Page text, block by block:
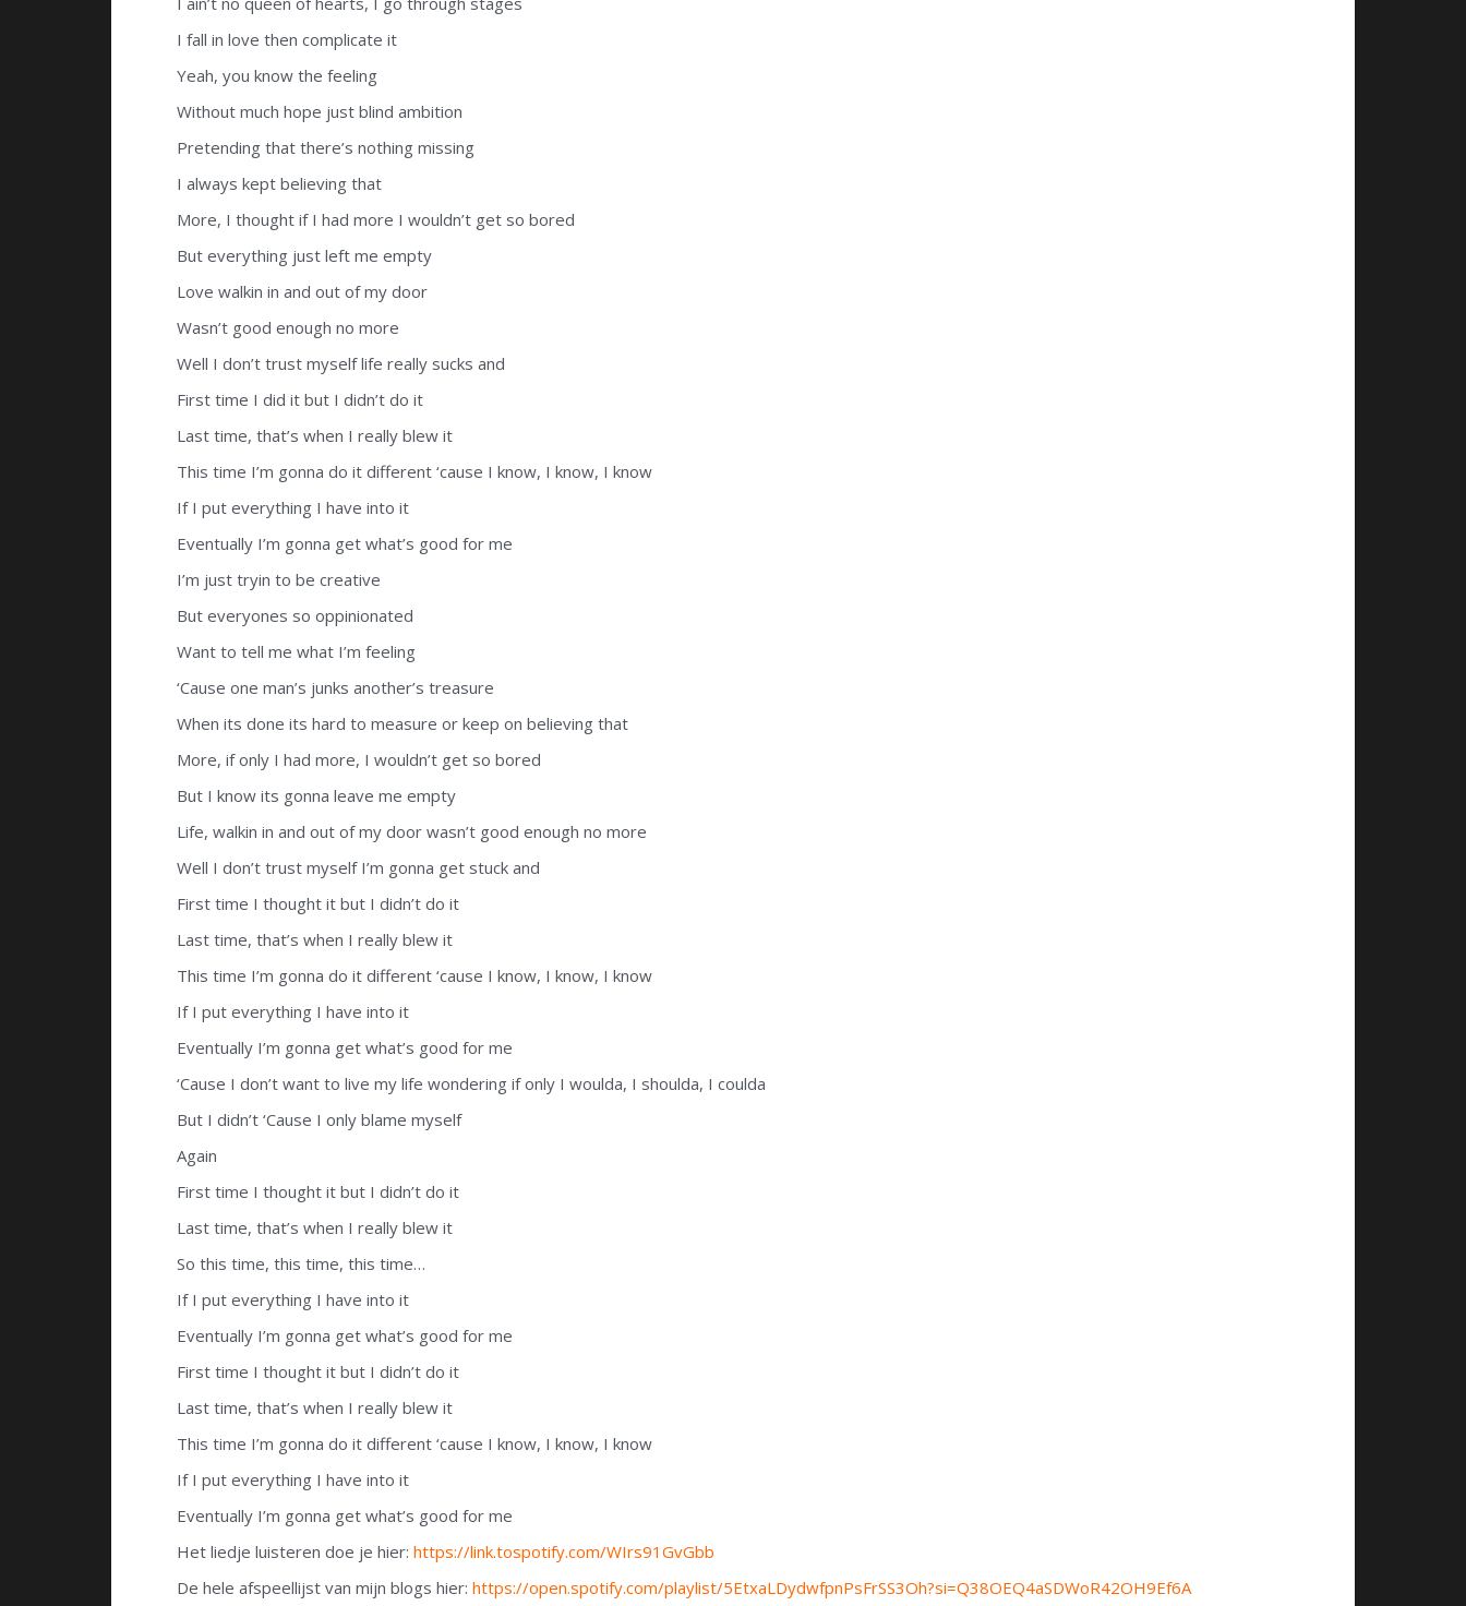
I fall in love then complicate it
Yeah, you know the feeling
Without much hope just blind ambition
Pretending that there’s nothing missing
I always kept believing that
More, I thought if I had more I wouldn’t get so bored
But everything just left me empty
Love walkin in and out of my door
Wasn’t good enough no more
Well I don’t trust myself life really sucks and
First time I did it but I didn’t do it
Last time, that’s when I really blew it
This time I’m gonna do it different ‘cause I know, I know, I know
If I put everything I have into it
Eventually I’m gonna get what’s good for me
I’m just tryin to be creative
But everyones so oppinionated
Want to tell me what I’m feeling
‘Cause one man’s junks another’s treasure
When its done its hard to measure or keep on believing that
More, if only I had more, I wouldn’t get so bored
But I know its gonna leave me empty
Life, walkin in and out of my door wasn’t good enough no more
Well I don’t trust myself I’m gonna get stuck and
First time I thought it but I didn’t do it
Last time, that’s when I really blew it
This time I’m gonna do it different ‘cause I know, I know, I know
If I put everything I have into it
Eventually I’m gonna get what’s good for me
‘Cause I don’t want to live my life wondering if only I woulda, I shoulda, I coulda
But I didn’t ‘Cause I only blame myself
Again
First time I thought it but I didn’t do it
Last time, that’s when I really blew it
So this time, this time, this time…
If I put everything I have into it
Eventually I’m gonna get what’s good for me
First time I thought it but I didn’t do it
Last time, that’s when I really blew it
This time I’m gonna do it different ‘cause I know, I know, I know
If I put everything I have into it
Eventually I’m gonna get what’s good for me
Het liedje luisteren doe je hier: https://link.tospotify.com/WIrs91GvGbb
De hele afspeellijst van mijn blogs hier: https://open.spotify.com/playlist/5EtxaLDydwfpnPsFrSS3Oh?si=Q38OEQ4aSDWoR42OH9Ef6A